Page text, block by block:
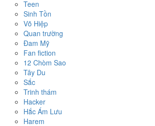
Teen
Sinh Tồn
Võ Hiệp
Quan trường
Đam Mỹ
Fan fiction
12 Chòm Sao
Tây Du
Sắc
Trinh thám
Hacker
Hắc Ám Lưu
Harem